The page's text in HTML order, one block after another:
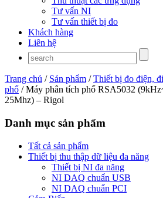
Tư vấn NI
Tư vấn thiết bị đo
Khách hàng
Liên hệ
Trang chủ / Sản phẩm /Thiết bị đo điện,
phổ / Máy phân tích phổ RSA5032
25Mhz) – Rigol
Danh mục sản phẩm
Tất cả sản phẩm
Thiết bị thu thập dữ liệu đa năng
Thiết bị NI đa năng
NI DAQ chuẩn USB
NI DAQ chuẩn PCI